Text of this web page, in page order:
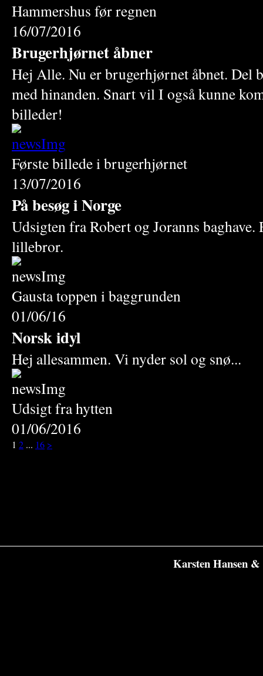
Hammershus før regnen
16/07/2016
Brugerhjørnet åbner
Hej Alle. Nu er brugerhjørnet åbnet. Del
med hinanden. Snart vil I også kunne
billeder!
Første billede i brugerhjørnet
13/07/2016
På besøg i Norge
Udsigten fra Robert og Joranns baghave.
lillebror.
Gausta toppen i baggrunden
01/06/16
Norsk idyl
Hej allesammen. Vi nyder sol og snø...
Udsigt fra hytten
01/06/2016
1 2 ... 16 >
Karsten Hansen &